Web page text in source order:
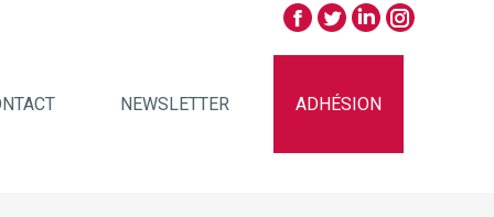
NEWSLETTER ADHÉSION